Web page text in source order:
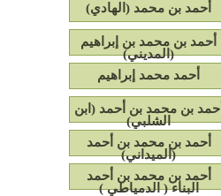
أحمد بن محمد (الهادي)
أحمد بن محمد بن إبراهيم
(المديني)
أحمد محمد إبراهيم
أحمد بن محمد بن أحمد (ابن
الشلبي)
أحمد بن محمد بن أحمد
(الميداني)
أحمد بن محمد بن أحمد
البناء ( الدمياطي )